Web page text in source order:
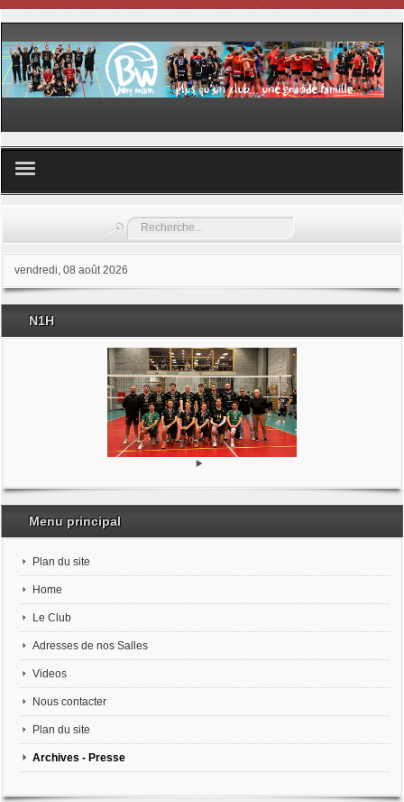
Les samedis du sport
Les stages
Documents
Rechercher
vendredi, 08 août 2026
N1H
Menu principal
Plan du site
Home
Le Club
Adresses de nos Salles
Videos
Nous contacter
Plan du site
Archives - Presse